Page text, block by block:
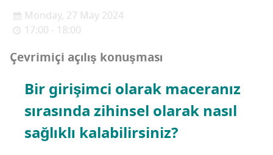
Monday, 27 May 2024
17:00 - 18:00
Çev­ri­mi­çi açı­lış konuşması
Bir giri­şim­ci ola­rak mace­ra­nız
sıra­sın­da zihin­sel ola­rak nasıl
sağ­lık­lı kalabilirsiniz?